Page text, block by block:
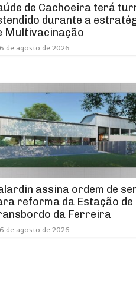
de Cachoeira terá
durante a
Multivacinação
6 de agosto de 2026
assina ordem de
reforma da Estação de
da Ferreira
6 de agosto de 2026